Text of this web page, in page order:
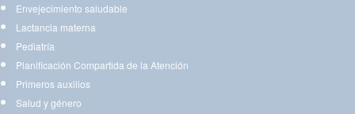
Envejecimiento saludable
Lactancia materna
Pediatría
Planificación Compartida de la Atención
Primeros auxilios
Salud y género